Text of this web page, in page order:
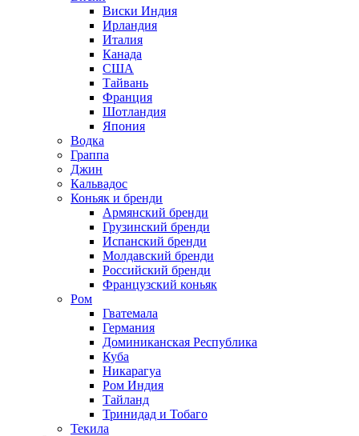
Виски Индия
Ирландия
Италия
Канада
США
Тайвань
Франция
Шотландия
Япония
Водка
Граппа
Джин
Кальвадос
Коньяк и бренди
Армянский бренди
Грузинский бренди
Испанский бренди
Молдавский бренди
Российский бренди
Французский коньяк
Ром
Гватемала
Германия
Доминиканская Республика
Куба
Никарагуа
Ром Индия
Тайланд
Тринидад и Тобаго
Текила